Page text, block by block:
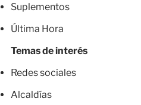
Suplementos
Última Hora
Temas de interés
Redes sociales
Alcaldías